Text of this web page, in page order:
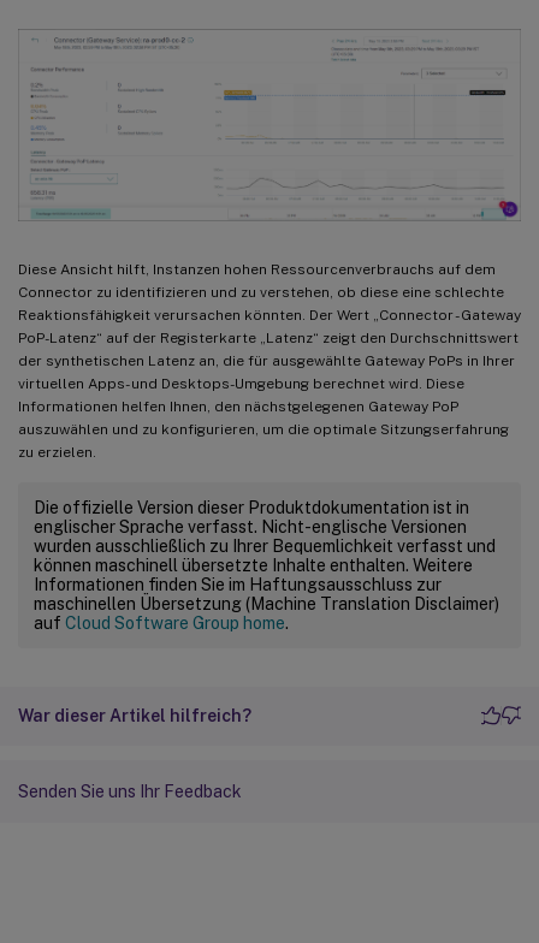
Diese Ansicht hilft, Instanzen hohen Ressourcenverbrauchs auf dem
Connector zu identifizieren und zu verstehen, ob diese eine schlechte
Reaktionsfähigkeit verursachen könnten. Der Wert „Connector - Gateway
PoP-Latenz“ auf der Registerkarte „Latenz“ zeigt den Durchschnittswert
der synthetischen Latenz an, die für ausgewählte Gateway PoPs in Ihrer
virtuellen Apps- und Desktops-Umgebung berechnet wird. Diese
Informationen helfen Ihnen, den nächstgelegenen Gateway PoP
auszuwählen und zu konfigurieren, um die optimale Sitzungserfahrung
zu erzielen.
Die offizielle Version dieser Produktdokumentation ist in
englischer Sprache verfasst. Nicht-englische Versionen
wurden ausschließlich zu Ihrer Bequemlichkeit verfasst und
können maschinell übersetzte Inhalte enthalten. Weitere
Informationen finden Sie im Haftungsausschluss zur
maschinellen Übersetzung (Machine Translation Disclaimer)
auf Cloud Software Group home.
War dieser Artikel hilfreich?
Senden Sie uns Ihr Feedback